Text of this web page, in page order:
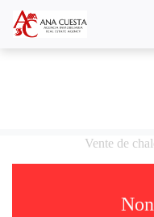
Vente de